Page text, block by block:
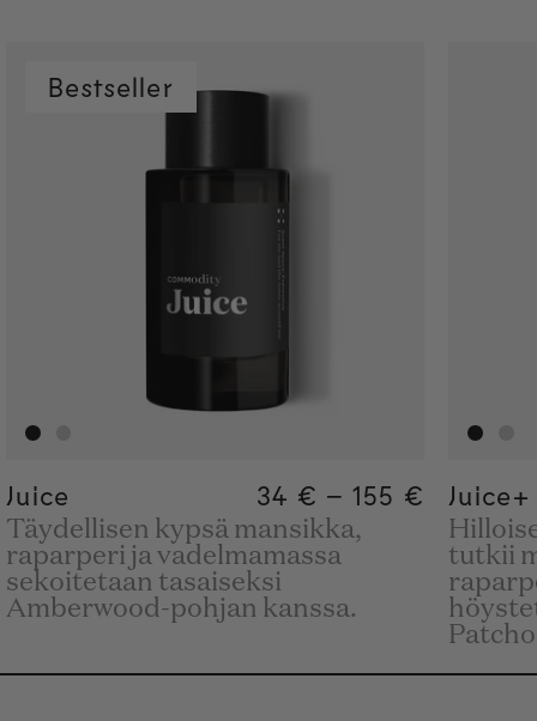
Bestseller
Juice Regular price
34 € – 155 €
Regular price
155€
Regular
34€
Täydellisen kypsä mansikka,
raparperi ja vadelmamassa
sekoitetaan tasaiseksi
Amberwood-pohjan kanssa.
Juice+
tutkii